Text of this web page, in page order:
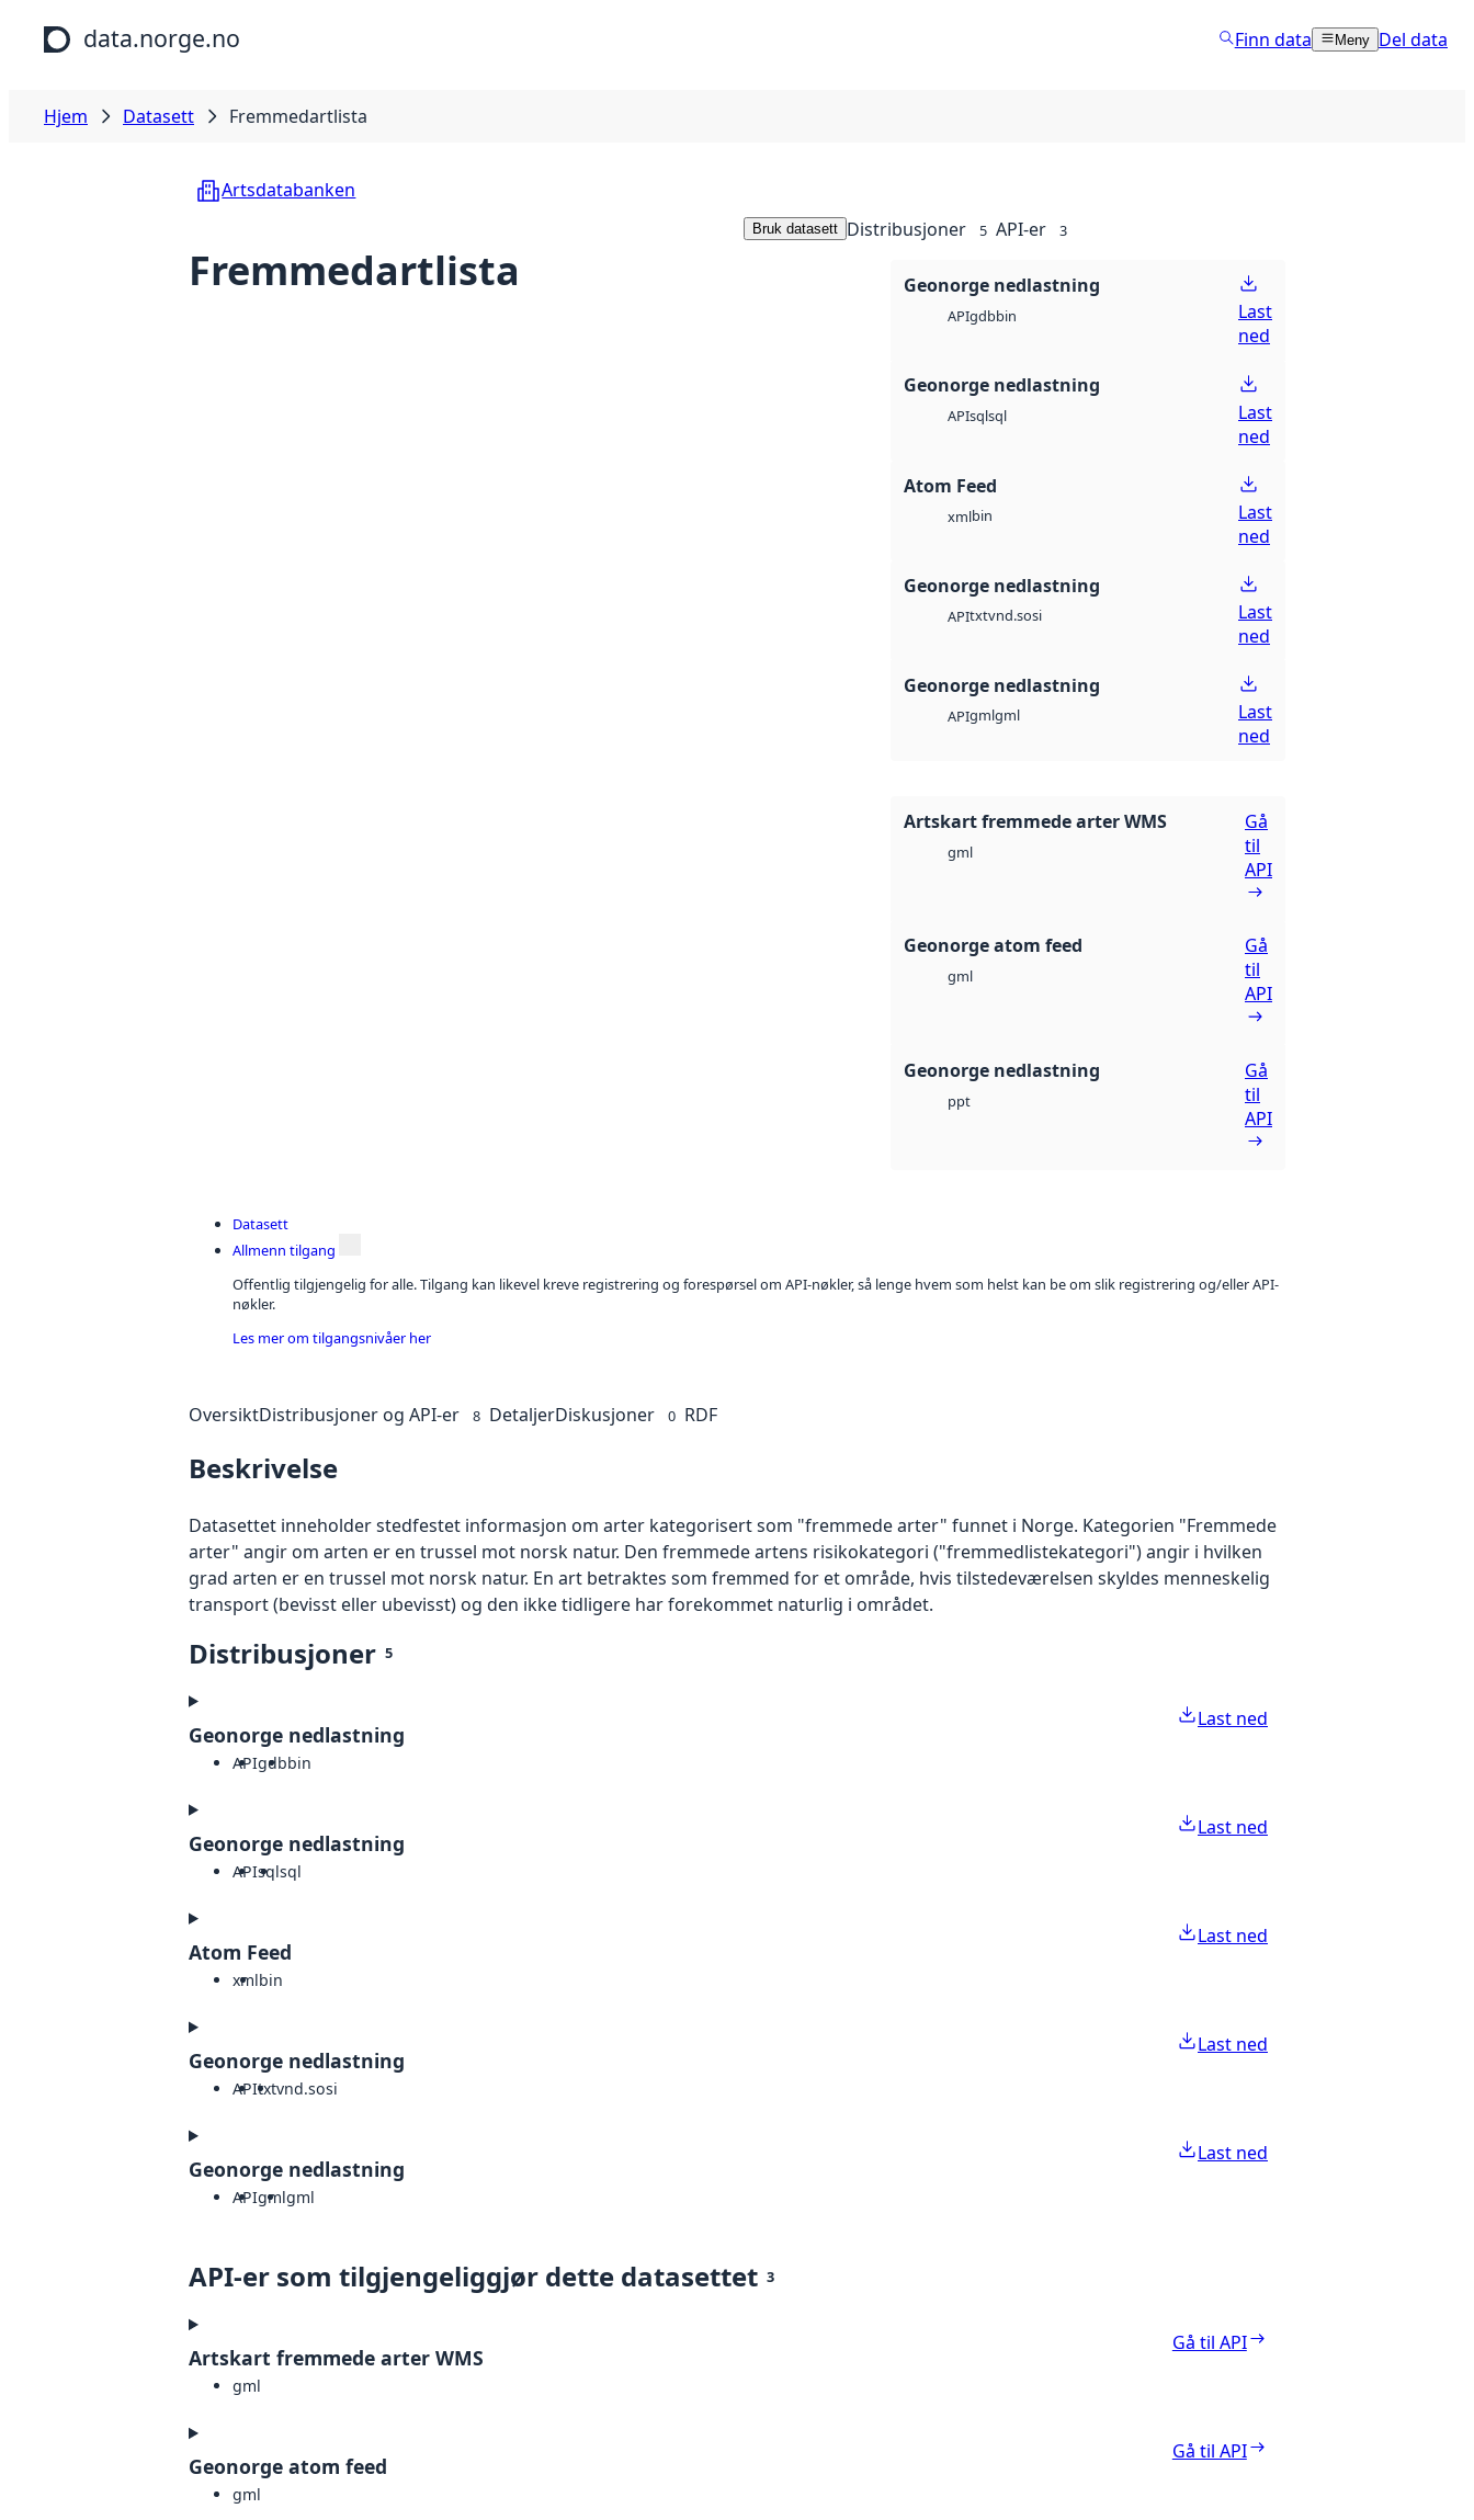
Hopp til hovedinnhold
data.norge.no Finn data Meny Del data
Hjem Datasett Fremmedartlista
Artsdatabanken
Fremmedartlista
Bruk datasett Distribusjoner 5 API-er 3
Geonorge nedlastning
APIgdbbin
Last
ned
Geonorge nedlastning
APIsqlsql
Last
ned
Atom Feed
xmlbin
Last
ned
Geonorge nedlastning
APItxtvnd.sosi
Last
ned
Geonorge nedlastning
APIgmlgml
Last
ned
Artskart fremmede arter WMS
gml
Gå
til
API
Geonorge atom feed
gml
Gå
til
API
Geonorge nedlastning
ppt
Gå
til
API
Datasett
Allmenn tilgang
Offentlig tilgjengelig for alle. Tilgang kan likevel kreve registrering og forespørsel om API-nøkler, så lenge hvem som helst kan be om slik registrering og/eller API-
nøkler.
Les mer om tilgangsnivåer her
OversiktDistribusjoner og API-er 8 DetaljerDiskusjoner 0 RDF
Beskrivelse
Datasettet inneholder stedfestet informasjon om arter kategorisert som "fremmede arter" funnet i Norge. Kategorien "Fremmede
arter" angir om arten er en trussel mot norsk natur. Den fremmede artens risikokategori ("fremmedlistekategori") angir i hvilken
grad arten er en trussel mot norsk natur. En art betraktes som fremmed for et område, hvis tilstedeværelsen skyldes menneskelig
transport (bevisst eller ubevisst) og den ikke tidligere har forekommet naturlig i området.
Distribusjoner 5
Geonorge nedlastning
APIgdbbin
Last ned
Geonorge nedlastning
APIsqlsql
Last ned
Atom Feed
xmlbin
Last ned
Geonorge nedlastning
APItxtvnd.sosi
Last ned
Geonorge nedlastning
APIgmlgml
Last ned
API-er som tilgjengeliggjør dette datasettet 3
Artskart fremmede arter WMS
gml
Gå til API
Geonorge atom feed
gml
Gå til API